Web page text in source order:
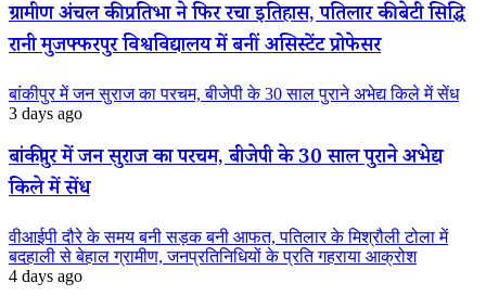
ग्रामीण अंचल की प्रतिभा ने फिर रचा इतिहास, पतिलार की बेटी सिद्धि
रानी मुजफ्फरपुर विश्वविद्यालय में बनीं असिस्टेंट प्रोफेसर
बांकीपुर में जन सुराज का परचम, बीजेपी के 30 साल पुराने अभेद्य किले में सेंध
3 days ago
बांकीपुर में जन सुराज का परचम, बीजेपी के 30 साल पुराने अभेद्य
किले में सेंध
वीआईपी दौरे के समय बनी सड़क बनी आफत, पतिलार के मिश्रौली टोला में
बदहाली से बेहाल ग्रामीण, जनप्रतिनिधियों के प्रति गहराया आक्रोश
4 days ago